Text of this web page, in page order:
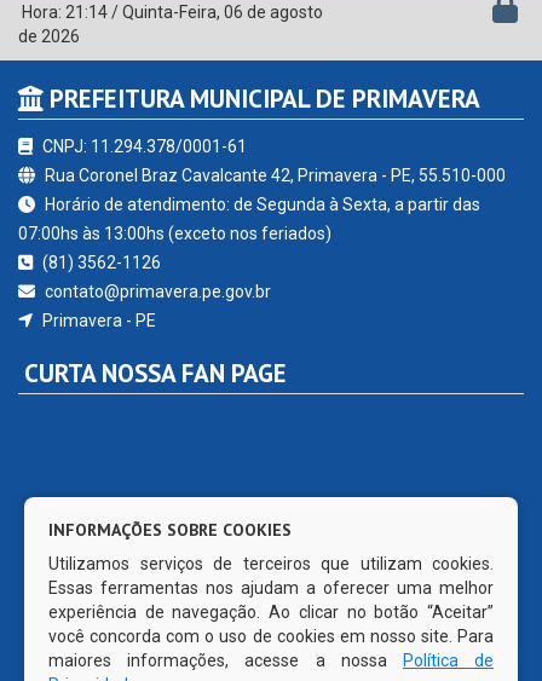
Hora: 21:14/Quinta-Feira, 06 de agosto
de 2026
PREFEITURA MUNICIPAL DE PRIMAVERA
CNPJ: 11.294.378/0001-61
Rua Coronel Braz Cavalcante 42, Primavera - PE, 55.510-000
Horário de atendimento: de Segunda à Sexta, a partir das
07:00hs às 13:00hs (exceto nos feriados)
(81) 3562-1126
contato@primavera.pe.gov.br
Primavera - PE
CURTA NOSSA FAN PAGE
INFORMAÇÕES SOBRE COOKIES
Utilizamos serviços de terceiros que utilizam cookies.
Essas ferramentas nos ajudam a oferecer uma melhor
experiência de navegação. Ao clicar no botão “Aceitar”
você concorda com o uso de cookies em nosso site. Para
maiores informações, acesse a nossa
Política de